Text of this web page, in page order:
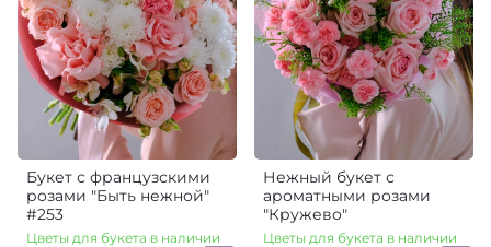
Букет с французскими
розами "Быть нежной"
#253
Цветы для букета в наличии
Нежный букет с
ароматными розами
"Кружево"
Цветы для букета в наличии